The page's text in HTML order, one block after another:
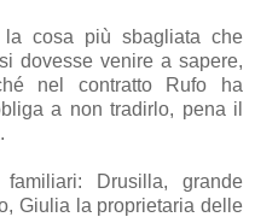
la cosa più sbagliata che
dovesse venire a sapere,
nel contratto Rufo ha
a non tradirlo, pena il
.
Drusilla, grande
Giulia la proprietaria delle